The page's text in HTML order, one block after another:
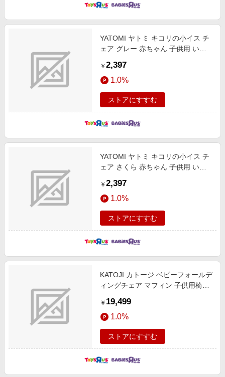
YATOMI ヤトミ キコリの小イス チ
ェア グレー 赤ちゃん 子供用 いす 4
￥ 2,397
1.0%
ストアにすすむ
YATOMI ヤトミ キコリの小イス チ
ェア さくら 赤ちゃん 子供用 いす 4
￥ 2,397
1.0%
ストアにすすむ
KATOJI カトージ ベビーフォールデ
ィングチェア マフィン 子供用椅子
ース 7カ月頃～12歳頃対応
￥ 19,499
1.0%
ストアにすすむ